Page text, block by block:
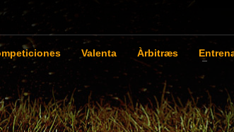
Valenta Àrbitræs